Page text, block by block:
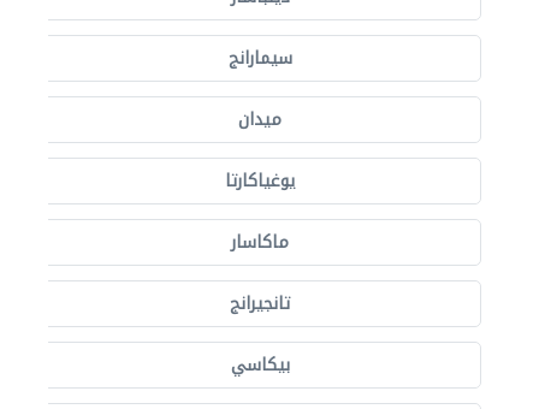
سيمارانج
ميدان
يوغياكارتا
ماكاسار
تانجيرانج
بيكاسي